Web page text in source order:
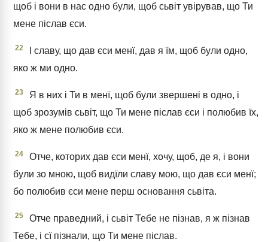
щоб і вони в нас одно були, щоб сьвіт увірував, що Ти
мене післав єси.
22
І славу, що дав єси менї, дав я їм, щоб були одно,
яко ж ми одно.
23
Я в них і Ти в менї, щоб були звершені в одно, і
щоб зрозумів сьвіт, що Ти мене післав єси і полюбив їх,
яко ж мене полюбив єси.
24
Отче, которих дав єси менї, хочу, щоб, де я, і вони
були зо мною, щоб видїли славу мою, що дав єси менї;
бо полюбив єси мене перш основання сьвіта.
25
Отче праведний, і сьвіт Тебе не пізнав, я ж пізнав
Тебе, і сї пізнали, що Ти мене післав.